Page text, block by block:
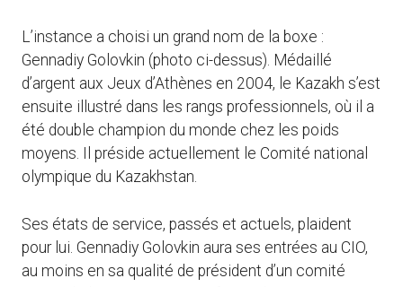
L’instance a choisi un grand nom de la boxe :
Gennadiy Golovkin (photo ci-dessus). Médaillé
d’argent aux Jeux d’Athènes en 2004, le Kazakh s’est
ensuite illustré dans les rangs professionnels, où il a
été double champion du monde chez les poids
moyens. Il préside actuellement le Comité national
olympique du Kazakhstan.
Ses états de service, passés et actuels, plaident
pour lui. Gennadiy Golovkin aura ses entrées au CIO,
au moins en sa qualité de président d’un comité